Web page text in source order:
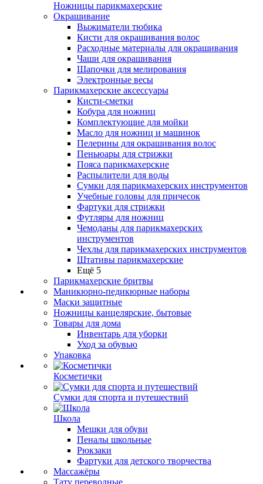
Ножницы парикмахерские
Окрашивание
Выжиматели тюбика
Кисти для окрашивания волос
Расходные материалы для окрашивания
Чаши для окрашивания
Шапочки для мелирования
Электронные весы
Парикмахерские аксессуары
Кисти-сметки
Кобура для ножниц
Комплектующие для мойки
Масло для ножниц и машинок
Пелерины для окрашивания волос
Пеньюары для стрижки
Пояса парикмахерские
Распылители для воды
Сумки для парикмахерских инструментов
Учебные головы для причесок
Фартуки для стрижки
Футляры для ножниц
Чемоданы для парикмахерских
инструментов
Чехлы для парикмахерских инструментов
Штативы парикмахерские
Ещё 5
Парикмахерские бритвы
Маникюрно-педикюрные наборы
Маски защитные
Ножницы канцелярские, бытовые
Товары для дома
Инвентарь для уборки
Уход за обувью
Упаковка
Косметички
Сумки для спорта и путешествий
Школа
Мешки для обуви
Пеналы школьные
Рюкзаки
Фартуки для детского творчества
Массажёры
Тату переводные